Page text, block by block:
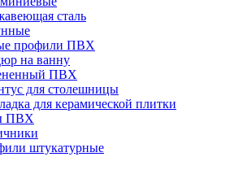
сталь
профили ПВХ
на ванну
ПВХ
для столешницы
для керамической плитки
ПВХ
штукатурные